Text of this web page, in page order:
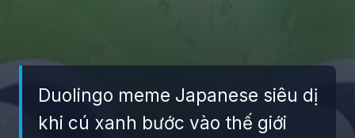
Duolingo meme Japanese siêu dị
khi cú xanh bước vào thế giới